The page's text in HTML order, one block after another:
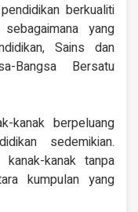
berkualiti
yang
Sains dan
Bangsa Bersatu
kanak berpeluang
sedemikian.
kanak tanpa
kumpulan yang